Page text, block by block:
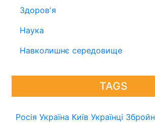
Здоров'я
Наука
Навколишнє середовище
TAGS
Росія Україна Київ Українці